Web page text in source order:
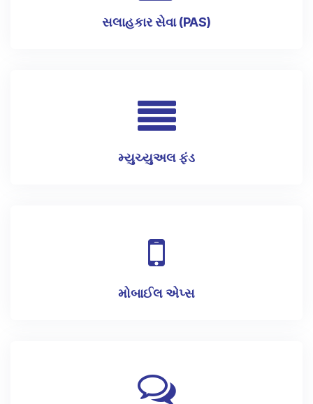
સલાહકાર સેવા (PAS)
મ્યુચ્યુઅલ ફંડ
મોબાઈલ એપ્સ